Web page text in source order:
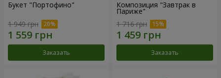
Букет "Портофино"
1 949 грн
Заказать
Композиция "Завтрак в
Париже"
1 716 грн
Заказать